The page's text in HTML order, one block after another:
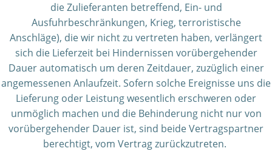
die Zulieferanten betreffend, Ein- und
Ausfuhrbeschränkungen, Krieg, terroristische
Anschläge), die wir nicht zu vertreten haben, verlängert
sich die Lieferzeit bei Hindernissen vorübergehender
Dauer automatisch um deren Zeitdauer, zuzüglich einer
angemessenen Anlaufzeit. Sofern solche Ereignisse uns die
Lieferung oder Leistung wesentlich erschweren oder
unmöglich machen und die Behinderung nicht nur von
vorübergehender Dauer ist, sind beide Vertragspartner
berechtigt, vom Vertrag zurückzutreten.